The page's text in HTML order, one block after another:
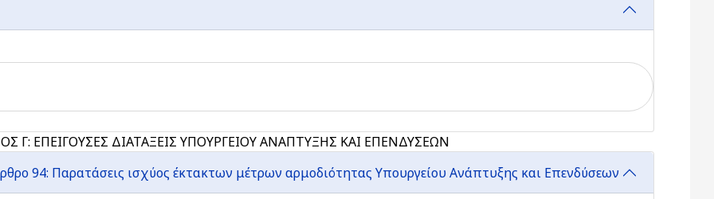
Γ: ΕΠΕΙΓΟΥΣΕΣ ΔΙΑΤΑΞΕΙΣ ΥΠΟΥΡΓΕΙΟΥ ΑΝΑΠΤΥΞΗΣ ΚΑΙ ΕΠΕΝΔΥΣΕΩΝ
94: Παρατάσεις ισχύος έκτακτων μέτρων αρμοδιότητας Υπουργείου Ανάπτυξης και Επενδύσεων